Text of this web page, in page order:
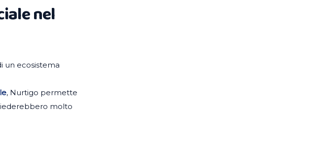
nel
un ecosistema
, Nurtigo permette
molto